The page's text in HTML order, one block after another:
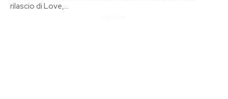
rilascio di Love,...